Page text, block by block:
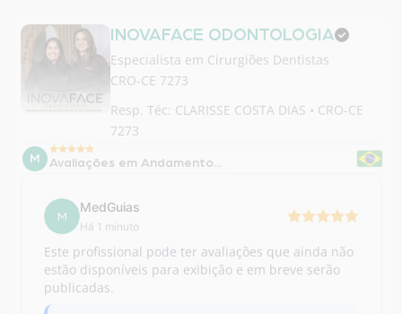
Resp. Téc: CLARISSE COSTA DIAS • CRO-CE
7273
Avaliações em Andamento...
M
MedGuias
Há 1 minuto
estão disponíveis para exibição e em breve serão
publicadas.
Enquanto isso, acompanhe outras
informações...
Consulte os horários e agende uma consulta!